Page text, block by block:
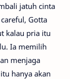
jatuh cinta
Gotta
kalau pria itu
Ia memilih
menjaga
hanya akan